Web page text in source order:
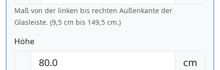
Maß von der linken bis rechten Außenkante der
Glasleiste. (9,5 cm bis 149,5 cm.)
Höhe
cm